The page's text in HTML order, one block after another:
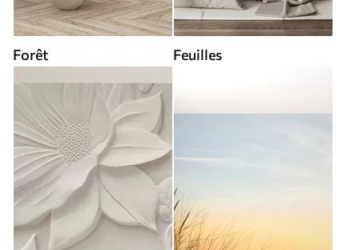
Forêt Feuilles